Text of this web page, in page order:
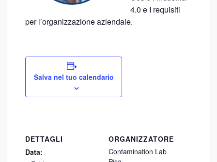
4.0 e I requisiti
per l’organizzazione aziendale.
Salva nel tuo calendario
DETTAGLI
Data:
ORGANIZZATORE
Contamination Lab